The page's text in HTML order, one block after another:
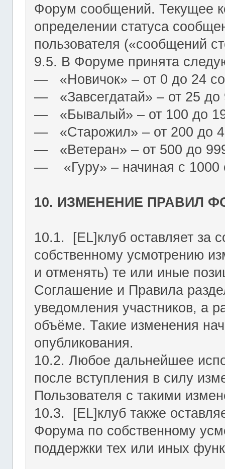
Форум сообщений. Текущее
определении статуса
пользователя («сообщений
9.5. В Форуме принята
― «Новичок» – от 0 до 24
― «Завсегдатай» – от 25 до
― «Бывалый» – от 100 до
― «Старожил» – от 200 до
― «Ветеран» – от 500 до
― «Гуру» – начиная с 1000
10. ИЗМЕНЕНИЕ ПРАВИЛ
10.1. [EL]клуб оставляет за
собственному усмотрению
и отменять) те или иные
Соглашение и Правила
уведомления участников, а
объёме. Такие изменения
опубликования.
10.2. Любое дальнейшее
после вступления в силу
Пользователя с такими
10.3. [EL]клуб также
Форума по собственному
поддержки тех или иных